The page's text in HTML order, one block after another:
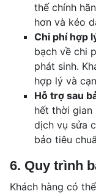
thế chính
hơn và kéo
Chi phí hợp
bạch về chi
phát sinh.
hợp lý và
Hỗ trợ sau
hết thời gian
dịch vụ sửa
bảo tiêu
6. Quy trình
Khách hàng có